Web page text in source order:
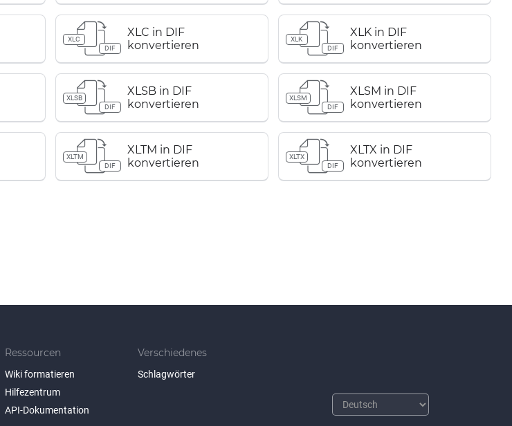
XLC
DIF
XLC in DIF
konvertieren
XLK
DIF
XLK in DIF
konvertieren
XLSB
DIF
XLSB in DIF
konvertieren
XLSM
DIF
XLSM in DIF
konvertieren
XLTM
DIF
XLTM in DIF
konvertieren
XLTX
DIF
XLTX in DIF
konvertieren
Ressourcen
Wiki formatieren
Hilfezentrum
API-Dokumentation
Verschiedenes
Schlagwörter